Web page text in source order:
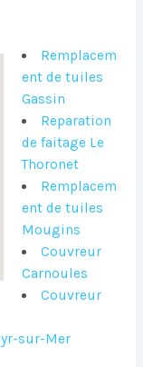
Remplacem
ent de tuiles
Gassin
Reparation
de faitage Le
Thoronet
Remplacem
ent de tuiles
Mougins
Couvreur
Carnoules
Couvreur
sur-Mer